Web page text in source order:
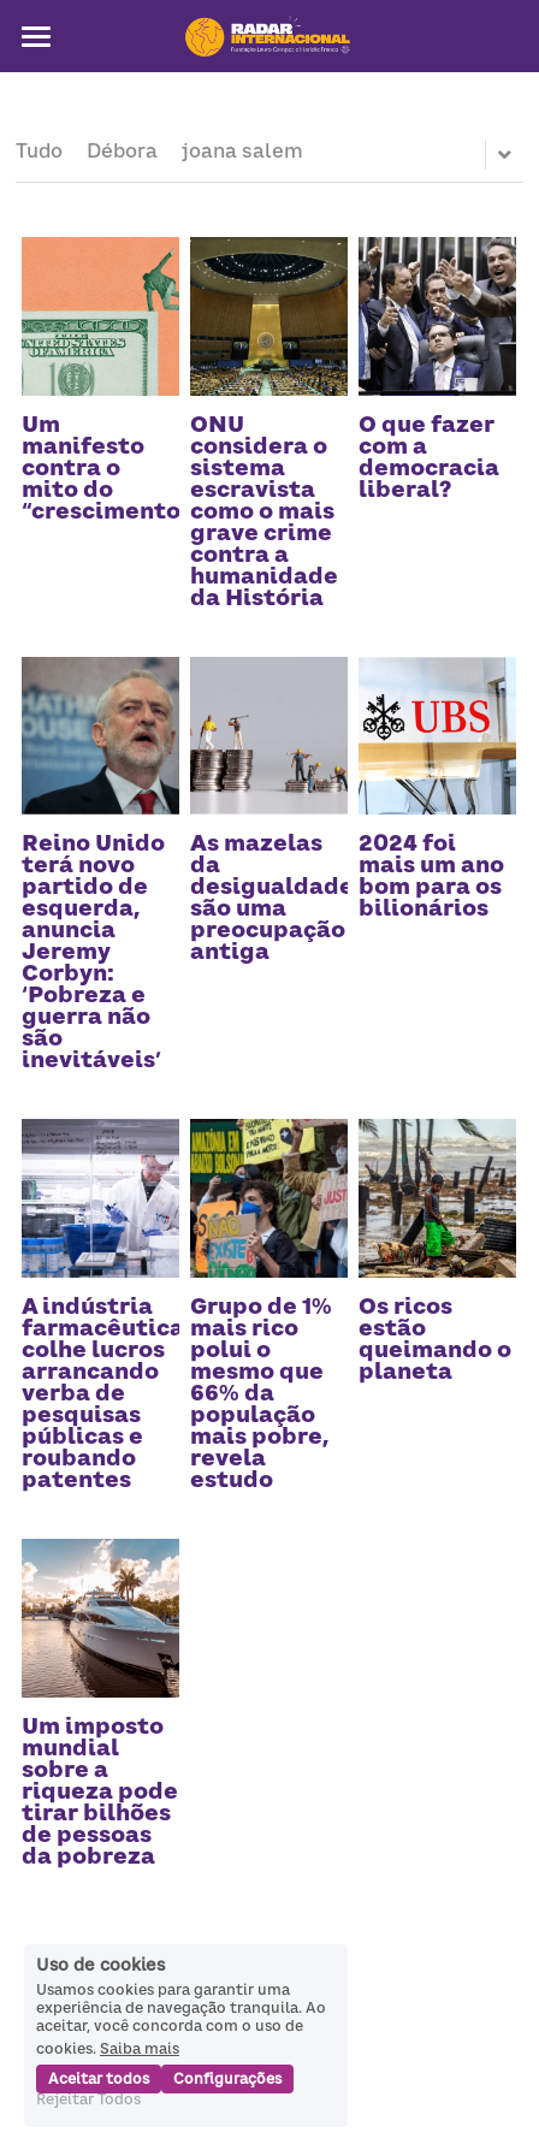
Colunistas
Artigos
Pega a visão
Receba atualizações
Tudo Débora joana salem
Um
manifesto
contra o
mito do
“crescimento”
ONU
considera o
sistema
escravista
como o mais
grave crime
contra a
humanidade
da História
O que fazer
com a
democracia
liberal?
Reino Unido
terá novo
partido de
esquerda,
anuncia
Jeremy
Corbyn:
‘Pobreza e
guerra não
são
inevitáveis’
As mazelas
da
desigualdade
são uma
preocupação
antiga
2024 foi
mais um ano
bom para os
bilionários
A indústria
farmacêutica
colhe lucros
arrancando
verba de
pesquisas
públicas e
roubando
patentes
Grupo de 1%
mais rico
polui o
mesmo que
66% da
população
mais pobre,
revela
estudo
Os ricos
estão
queimando o
planeta
Um imposto
mundial
sobre a
riqueza pode
tirar bilhões
de pessoas
da pobreza
Uso de cookies
Usamos cookies para garantir uma
experiência de navegação tranquila. Ao
aceitar, você concorda com o uso de
cookies. Saiba mais
Aceitar todos
Configurações
Rejeitar Todos